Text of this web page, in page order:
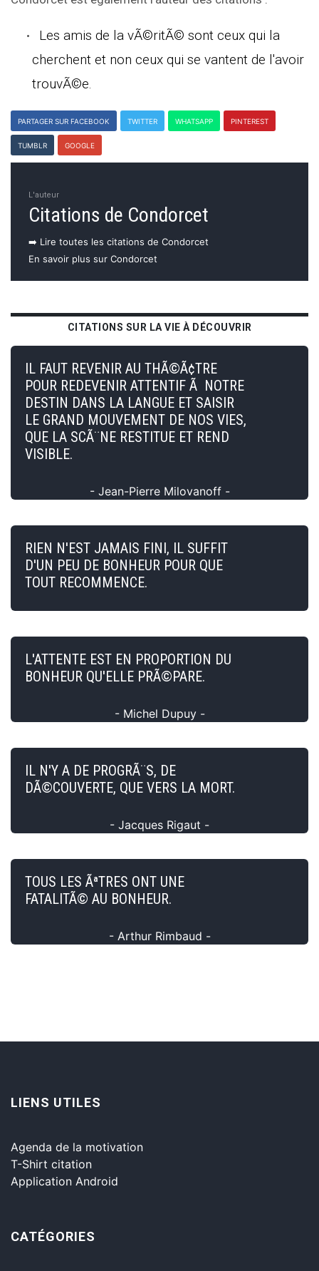
Les amis de la vÃ©ritÃ© sont ceux qui la
cherchent et non ceux qui se vantent de l'avoir
trouvÃ©e.
PARTAGER SUR FACEBOOK TWITTER WHATSAPP PINTEREST
TUMBLR GOOGLE
L'auteur
Citations de Condorcet
➡️ Lire toutes les citations de Condorcet
En savoir plus sur Condorcet
CITATIONS SUR LA VIE À DÉCOUVRIR
IL FAUT REVENIR AU THÃ©Ã¢TRE
POUR REDEVENIR ATTENTIF Ã NOTRE
DESTIN DANS LA LANGUE ET SAISIR
LE GRAND MOUVEMENT DE NOS VIES,
QUE LA SCÃ¨NE RESTITUE ET REND
VISIBLE.
- Jean-Pierre Milovanoff -
RIEN N'EST JAMAIS FINI, IL SUFFIT
D'UN PEU DE BONHEUR POUR QUE
TOUT RECOMMENCE.
L'ATTENTE EST EN PROPORTION DU
BONHEUR QU'ELLE PRÃ©PARE.
- Michel Dupuy -
IL N'Y A DE PROGRÃ¨S, DE
DÃ©COUVERTE, QUE VERS LA MORT.
- Jacques Rigaut -
TOUS LES ÃªTRES ONT UNE
FATALITÃ© AU BONHEUR.
- Arthur Rimbaud -
LIENS UTILES
Agenda de la motivation
T-Shirt citation
Application Android
CATÉGORIES